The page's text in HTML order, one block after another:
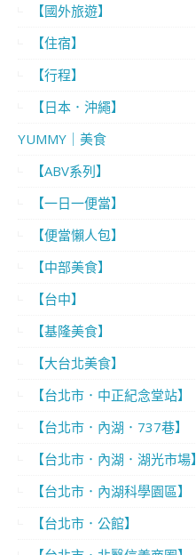
【國外旅遊】
【住宿】
【行程】
【日本．沖繩】
YUMMY｜美食
【ABV系列】
【一日一便當】
【便當懶人包】
【中部美食】
【台中】
【基隆美食】
【大台北美食】
【台北市．中正紀念堂站】
【台北市．內湖．737巷】
【台北市．內湖．湖光市場】
【台北市．內湖科學園區】
【台北市．公館】